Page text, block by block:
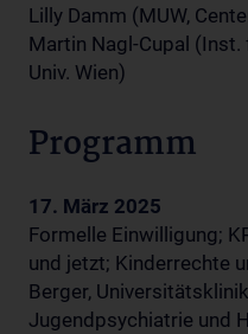
Lilly Damm (MUW,
Martin Nagl-Cupal
Univ. Wien)
Programm
17. März 2025
Formelle Einwilligung;
und jetzt; Kinderrechte
Berger,
Jugendpsychiatrie und